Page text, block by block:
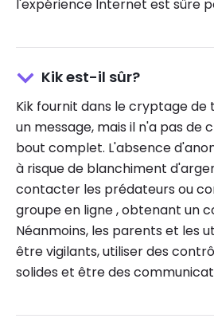
l'expérience Internet est sûre
Kik est-il sûr?
Kik fournit dans le cryptage
un message, mais il n'a pas de
bout complet. L'absence
à risque de blanchiment
contacter les prédateurs ou
groupe en ligne , obtenant un
Néanmoins, les parents et les
être vigilants, utiliser des
solides et être des